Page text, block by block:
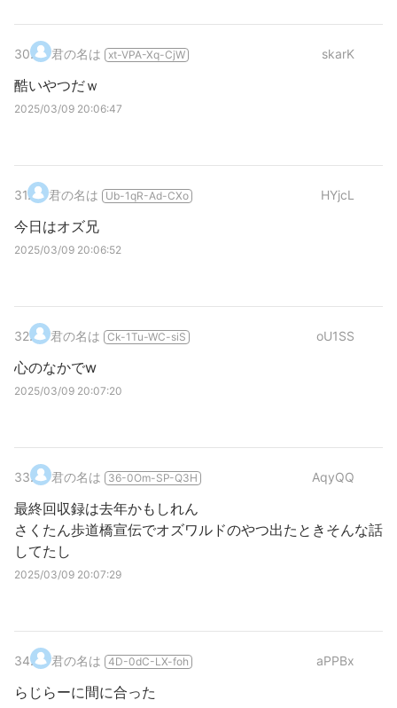
30. 君の名は xt-VPA-Xq-CjW skarK
酷いやつだｗ
2025/03/09 20:06:47
31. 君の名は Ub-1qR-Ad-CXo HYjcL
今日はオズ兄
2025/03/09 20:06:52
32. 君の名は Ck-1Tu-WC-siS oU1SS
心のなかでw
2025/03/09 20:07:20
33. 君の名は 36-0Om-SP-Q3H AqyQQ
最終回収録は去年かもしれん
さくたん歩道橋宣伝でオズワルドのやつ出たときそんな話
してたし
2025/03/09 20:07:29
34. 君の名は 4D-0dC-LX-foh aPPBx
らじらーに間に合った